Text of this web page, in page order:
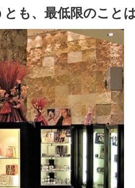
も、最低限のことは